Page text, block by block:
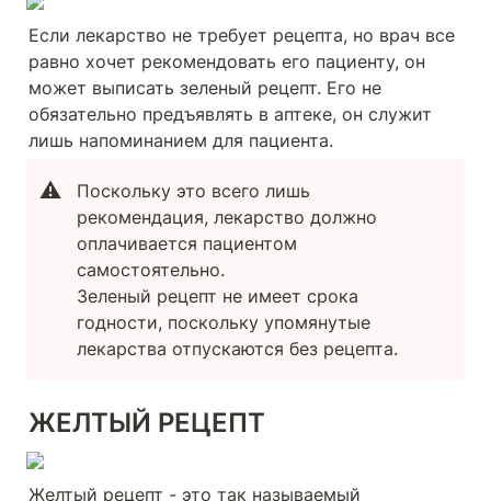
Если лекарство не требует рецепта, но врач все
равно хочет рекомендовать его пациенту, он
может выписать зеленый рецепт. Его не
обязательно предъявлять в аптеке, он служит
лишь напоминанием для пациента.
⚠️
Поскольку это всего лишь
рекомендация, лекарство должно
оплачивается пациентом
самостоятельно.
Зеленый рецепт не имеет срока
годности, поскольку упомянутые
лекарства отпускаются без рецепта.
ЖЕЛТЫЙ РЕЦЕПТ
Желтый рецепт - это так называемый